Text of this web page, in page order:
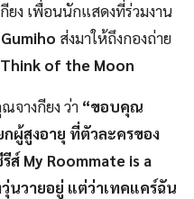
ยง เพื่อนนักแสดงที่ร่วมงาน
ส่งมาให้ถึงกองถ่าย
of the Moon
จางกียง ว่า “ขอบคุณ
ผู้สูงอายุ ที่ตัวละครของ
ส์ My Roommate is a
นวายอยู่ แต่ว่าเทคแคร์ฉัน